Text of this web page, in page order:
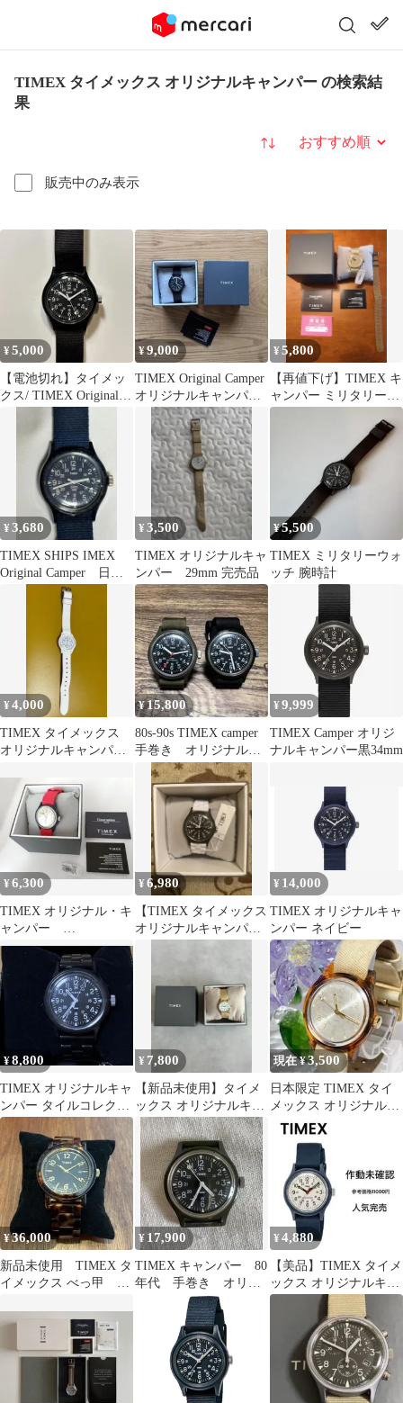
TIMEX タイメックス オリジナルキャンパー の検索結
果
販売中のみ表示
並び替え
¥5,000
【電池切れ】タイメッ
クス/ TIMEX Original
¥9,000
TIMEX Original Camper
オリジナルキャンパー
アナログ腕時計
¥5,800
【再値下げ】TIMEX キ
ャンパー ミリタリーウ
ォッチ
¥3,680
TIMEX SHIPS IMEX
Original Camper 日本
¥3,500
TIMEX オリジナルキャ
ンパー 29mm 完売品
¥5,500
TIMEX ミリタリーウォ
ッチ 腕時計
¥4,000
TIMEX タイメックス
オリジナルキャンパー
¥15,800
80s-90s TIMEX camper
手巻き オリジナル
２個セット
¥9,999
TIMEX Camper オリジ
ナルキャンパー黒34mm
¥6,300
TIMEX オリジナル・キ
ャンパー
TW2U84300 美品
¥6,980
【TIMEX タイメックス
オリジナルキャンパー
¥ 14,000
TIMEX オリジナルキャ
ンパー ネイビー
¥8,800
TIMEX オリジナルキャ
ンパー タイルコレクシ
ョン TW2V19800
¥ 7,800
【新品未使用】タイメ
ックス オリジナルキャ
ンパー 29mm 腕時計
現在 ¥3,500
日本限定 TIMEX タイ
メックス オリジナルキ
ャンパー トータス べっ
¥36,000
新品未使用 TIMEX タ
イメックス べっ甲 キ
¥ 17,900
TIMEX キャンパー 80
年代 手巻き オリジ
¥ 4,880
【美品】TIMEX タイメ
ックス オリジナルキャ
ンパー ネイビー 腕時計